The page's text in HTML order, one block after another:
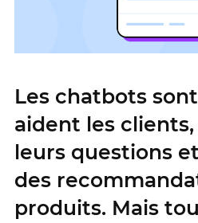
Les chatbots
aident les
leurs questions
des
produits. Mais